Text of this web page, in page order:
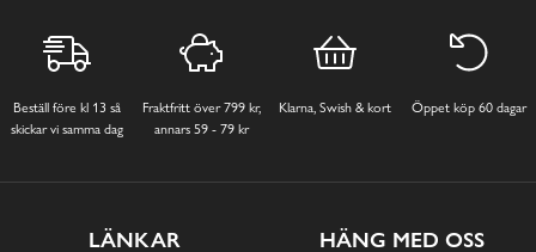
Beställ före kl 13 så
skickar vi samma dag
Fraktfritt över 799 kr,
annars 59 - 79 kr
Klarna, Swish & kort Öppet köp 60 dagar
LÄNKAR HÄNG MED OSS